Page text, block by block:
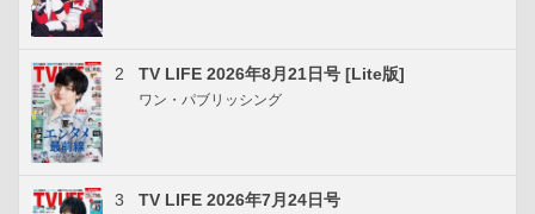
2 TV LIFE 2026年8月21日号 [Lite版]
ワン・パブリッシング
3 TV LIFE 2026年7月24日号